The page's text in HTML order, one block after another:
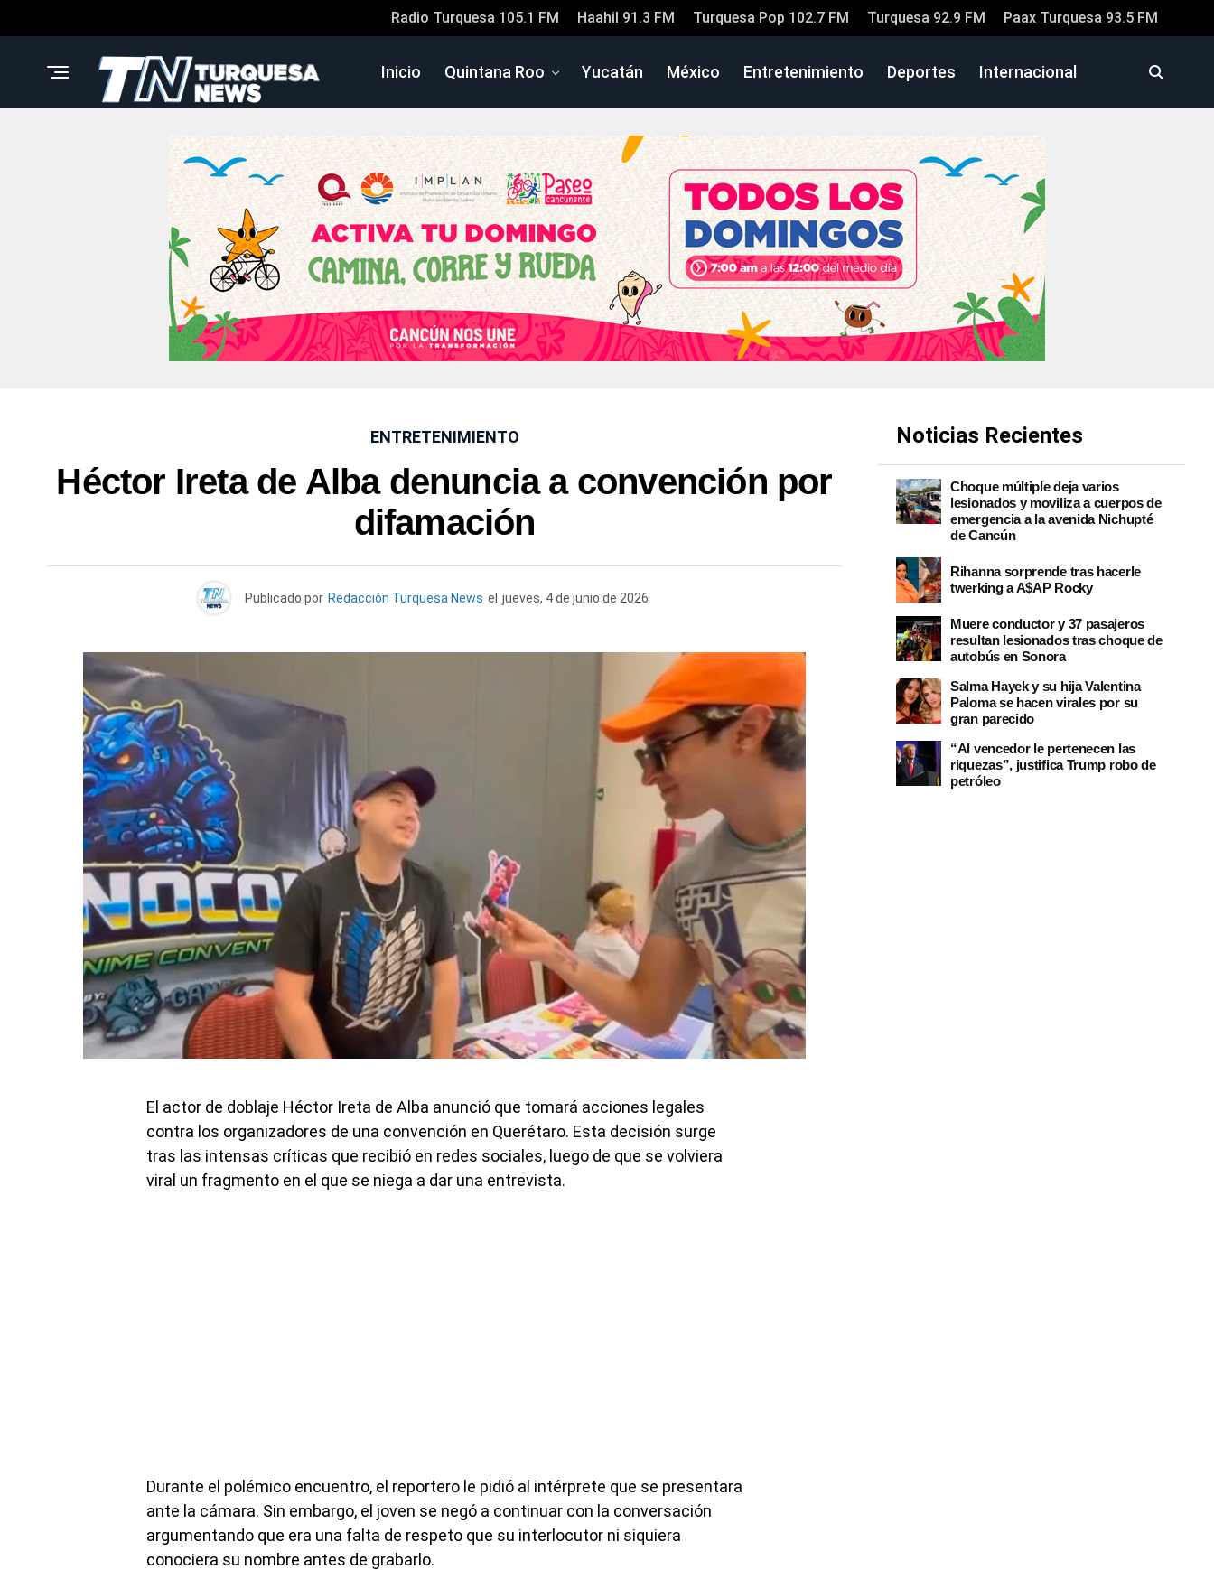
Radio Turquesa 105.1 FM Haahil 91.3 FM Turquesa Pop 102.7 FM Turquesa 92.9 FM Paax Turquesa 93.5 FM
Inicio Quintana Roo Yucatán México Entretenimiento Deportes Internacional
ENTRETENIMIENTO
Héctor Ireta de Alba denuncia a convención por
difamación
Publicado por Redacción Turquesa News el jueves, 4 de junio de 2026
El actor de doblaje Héctor Ireta de Alba anunció que tomará acciones legales
contra los organizadores de una convención en Querétaro. Esta decisión surge
tras las intensas críticas que recibió en redes sociales, luego de que se volviera
viral un fragmento en el que se niega a dar una entrevista.
Durante el polémico encuentro, el reportero le pidió al intérprete que se presentara
ante la cámara. Sin embargo, el joven se negó a continuar con la conversación
argumentando que era una falta de respeto que su interlocutor ni siquiera
conociera su nombre antes de grabarlo.
Noticias Recientes
Choque múltiple deja varios
lesionados y moviliza a cuerpos de
emergencia a la avenida Nichupté
de Cancún
Rihanna sorprende tras hacerle
twerking a A$AP Rocky
Muere conductor y 37 pasajeros
resultan lesionados tras choque de
autobús en Sonora
Salma Hayek y su hija Valentina
Paloma se hacen virales por su
gran parecido
“Al vencedor le pertenecen las
riquezas”, justifica Trump robo de
petróleo